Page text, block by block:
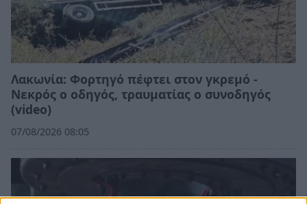
Λακωνία: Φορτηγό πέφτει στον γκρεμό -
Νεκρός ο οδηγός, τραυματίας ο συνοδηγός
(video)
07/08/2026 08:05